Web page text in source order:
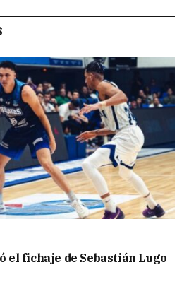
el fichaje de Sebastián Lugo